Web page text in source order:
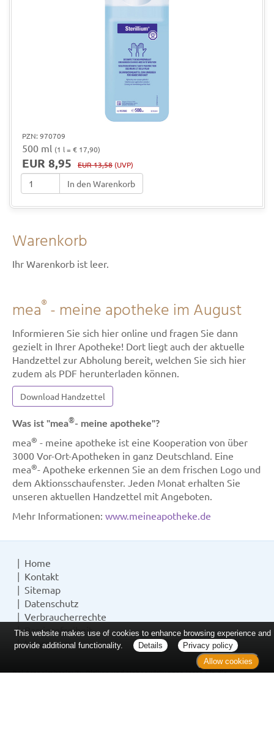
PZN: 970709
500 ml (1 l = € 17,90)
EUR 8,95 EUR 13,58 (UVP)
In den Warenkorb
Warenkorb
Ihr Warenkorb ist leer.
mea® - meine apotheke im August
Informieren Sie sich hier online und fragen Sie dann
gezielt in Ihrer Apotheke! Dort liegt auch der aktuelle
Handzettel zur Abholung bereit, welchen Sie sich hier
zudem als PDF herunterladen können.
Download Handzettel
Was ist "mea®- meine apotheke"?
mea® - meine apotheke ist eine Kooperation von über
3000 Vor-Ort-Apotheken in ganz Deutschland. Eine
mea®- Apotheke erkennen Sie an dem frischen Logo und
dem Aktionsschaufenster. Jeden Monat erhalten Sie
unseren aktuellen Handzettel mit Angeboten.
Mehr Informationen: www.meineapotheke.de
Home
Kontakt
Sitemap
Datenschutz
Verbraucherrechte
Barrierefreiheit
Impressum
Bei Arzneimitteln: Zu Risiken und Nebenwirkungen lesen Sie die
This website makes use of cookies to enhance browsing experience and
provide additional functionality.
Details
Privacy policy
Allow cookies